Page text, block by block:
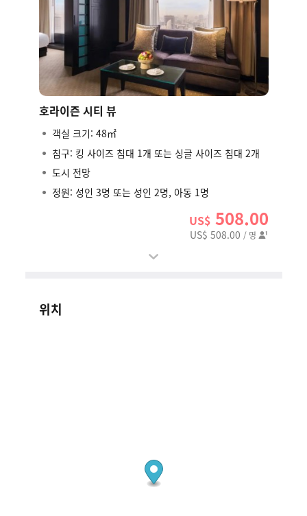
호라이즌 시티 뷰
객실 크기: 48㎡
침구: 킹 사이즈 침대 1개 또는 싱글 사이즈 침대 2개
도시 전망
정원: 성인 3명 또는 성인 2명, 아동 1명
US$508.00
US$ 508.00 / 명
위치